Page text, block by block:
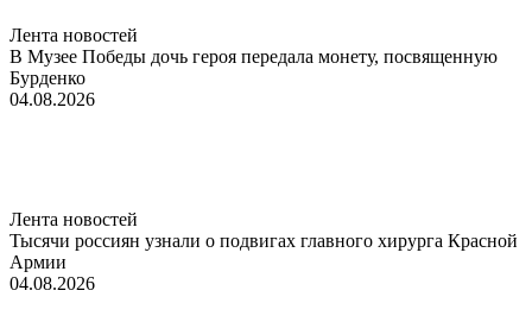
Лента новостей
В Музее Победы дочь героя передала монету, посвященную
Бурденко
04.08.2026
Лента новостей
Тысячи россиян узнали о подвигах главного хирурга Красной
Армии
04.08.2026